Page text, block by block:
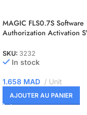
MAGIC FLS0.7S Software
Authorization Activation
SKU: 3232
In stock
1.658 MAD Unit
AJOUTER AU PANIER